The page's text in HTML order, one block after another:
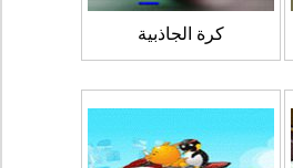
كرة الجاذبية